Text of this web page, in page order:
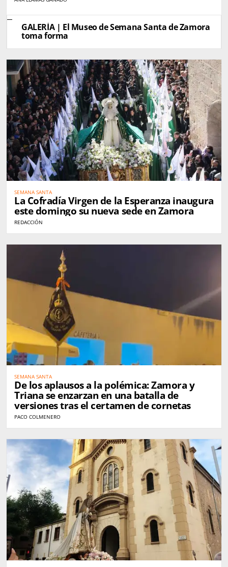
GALERÍA | El Museo de Semana Santa de Zamora
toma forma
SEMANA SANTA
La Cofradía Virgen de la Esperanza inaugura
este domingo su nueva sede en Zamora
REDACCIÓN
SEMANA SANTA
De los aplausos a la polémica: Zamora y
Triana se enzarzan en una batalla de
versiones tras el certamen de cornetas
PACO COLMENERO